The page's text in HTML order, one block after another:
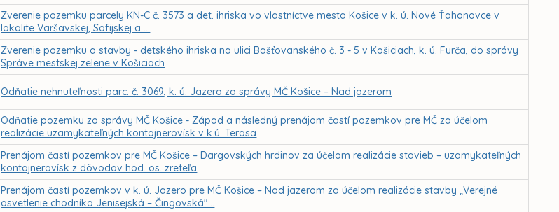
Zverenie pozemku parcely KN-C č. 3573 a det. ihriska vo vlastníctve mesta Košice v k. ú. Nové Ťahanovce v
lokalite Varšavskej, Sofijskej a ...
Zverenie pozemku a stavby - detského ihriska na ulici Bašťovanského č. 3 - 5 v Košiciach, k. ú. Furča, do správy
Správe mestskej zelene v Košiciach
Odňatie nehnuteľnosti parc. č. 3069, k. ú. Jazero zo správy MČ Košice – Nad jazerom
Odňatie pozemku zo správy MČ Košice - Západ a následný prenájom častí pozemkov pre MČ za účelom
realizácie uzamykateľných kontajnerovísk v k.ú. Terasa
Prenájom častí pozemkov pre MČ Košice – Dargovských hrdinov za účelom realizácie stavieb – uzamykateľných
kontajnerovísk z dôvodov hod. os. zreteľa
Prenájom častí pozemkov v k. ú. Jazero pre MČ Košice – Nad jazerom za účelom realizácie stavby „Verejné
osvetlenie chodníka Jenisejská – Čingovská"...